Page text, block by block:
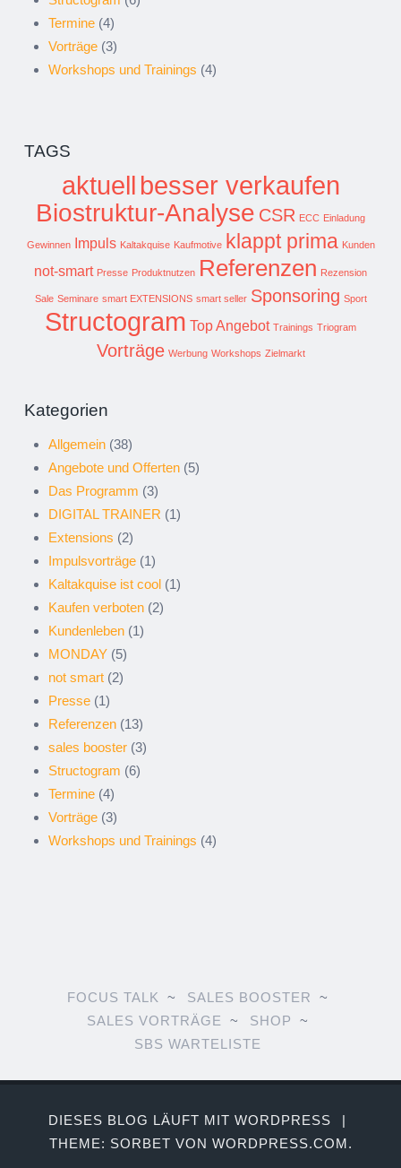
Termine (4)
Vorträge (3)
Workshops und Trainings (4)
TAGS
aktuell besser verkaufen
Biostruktur-Analyse CSR ECC Einladung
Gewinnen Impuls Kaltakquise Kaufmotive klappt prima Kunden
not-smart Presse Produktnutzen Referenzen Rezension
Sale Seminare smart EXTENSIONS smart seller Sponsoring Sport
Structogram Top Angebot Trainings Triogram
Vorträge Werbung Workshops Zielmarkt
Kategorien
Allgemein (38)
Angebote und Offerten (5)
Das Programm (3)
DIGITAL TRAINER (1)
Extensions (2)
Impulsvorträge (1)
Kaltakquise ist cool (1)
Kaufen verboten (2)
Kundenleben (1)
MONDAY (5)
not smart (2)
Presse (1)
Referenzen (13)
sales booster (3)
Structogram (6)
Termine (4)
Vorträge (3)
Workshops und Trainings (4)
FOCUS TALK
SALES BOOSTER
SALES VORTRÄGE
SHOP
SBS WARTELISTE
DIESES BLOG LÄUFT MIT WORDPRESS
|
THEME: SORBET VON WORDPRESS.COM.